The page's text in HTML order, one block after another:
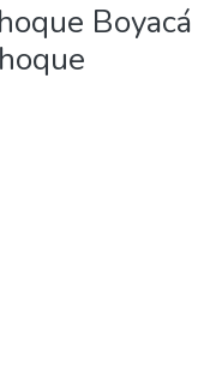
Boyacá